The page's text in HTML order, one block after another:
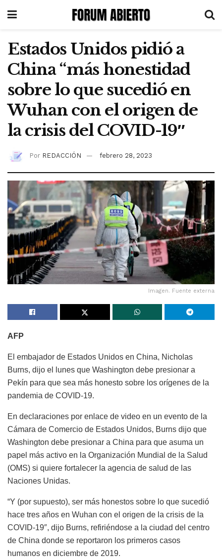
Estados Unidos pidió a
China “más honestidad
sobre lo que sucedió en
Wuhan con el origen de
la crisis del COVID-19″
Por REDACCIÓN febrero 28, 2023
Imagen. Fuente externa
AFP
El embajador de Estados Unidos en China, Nicholas
Burns, dijo el lunes que Washington debe presionar a
Pekín para que sea más honesto sobre los orígenes de la
pandemia de COVID-19.
En declaraciones por enlace de video en un evento de la
Cámara de Comercio de Estados Unidos, Burns dijo que
Washington debe presionar a China para que asuma un
papel más activo en la Organización Mundial de la Salud
(OMS) si quiere fortalecer la agencia de salud de las
Naciones Unidas.
“Y (por supuesto), ser más honestos sobre lo que sucedió
hace tres años en Wuhan con el origen de la crisis de la
COVID-19″, dijo Burns, refiriéndose a la ciudad del centro
de China donde se reportaron los primeros casos
humanos en diciembre de 2019.